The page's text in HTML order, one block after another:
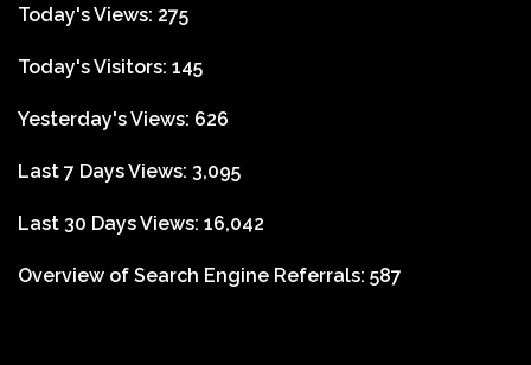
Today's Views: 275
Today's Visitors: 145
Yesterday's Views: 626
Last 7 Days Views: 3,095
Last 30 Days Views: 16,042
Overview of Search Engine Referrals: 587